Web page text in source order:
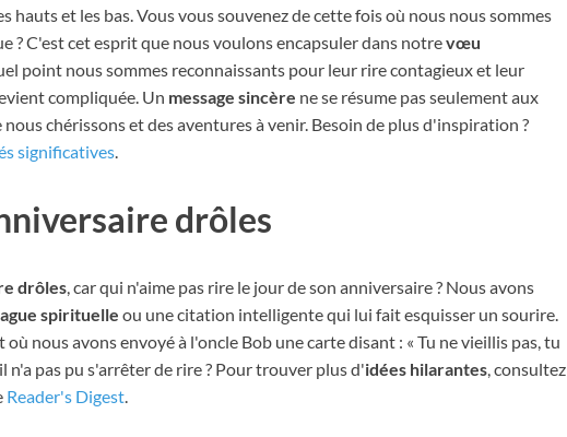
hauts et les bas. Vous vous souvenez de cette fois où nous nous sommes
? C'est cet esprit que nous voulons encapsuler dans notrevœu
point nous sommes reconnaissants pour leur rire contagieux et leur
compliquée. Un message sincère ne se résume pas seulement aux
chérissons et des aventures à venir. Besoin de plus d'inspiration ?
significatives.
drôles
drôles, car qui n'aime pas rire le jour de son anniversaire ? Nous avons
spirituelle ou une citation intelligente qui lui fait esquisser un sourire.
nous avons envoyé à l'oncle Bob une carte disant : « Tu ne vieillis pas, tu
n'a pas pu s'arrêter de rire ? Pour trouver plus d'idées hilarantes, consultez
Reader's Digest.